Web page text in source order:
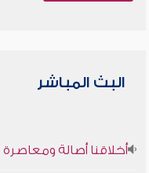
البث المباشر
أخلاقنا أصالة ومعاصرة